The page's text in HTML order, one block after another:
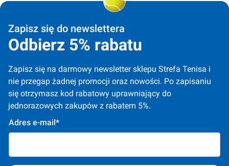
Zapisz się do newslettera
Odbierz 5% rabatu
Zapisz się na darmowy newsletter sklepu Strefa Tenisa i
nie przegap żadnej promocji oraz nowości. Po zapisaniu
się otrzymasz kod rabatowy uprawniający do
jednorazowych zakupów z rabatem 5%.
Adres e-mail*